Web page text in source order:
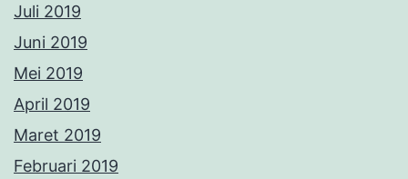
Juli 2019
Juni 2019
Mei 2019
April 2019
Maret 2019
Februari 2019